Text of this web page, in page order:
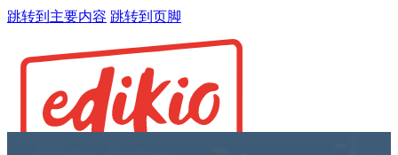
跳转到主要内容 跳转到页脚